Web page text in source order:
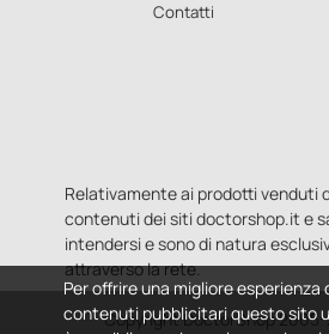
Contatti
Relativamente ai prodotti venduti
contenuti dei siti doctorshop.it e
intendersi e sono di natura
attraverso la rete.
Copyright DoctorShop
Per offrire una migliore
contenuti pubblicitari questo sito